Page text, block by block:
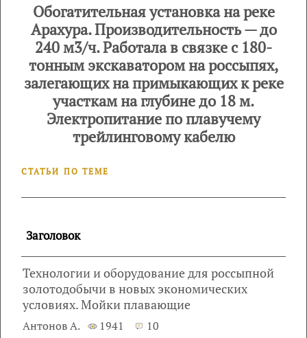
Обогатительная установка на реке
Арахура. Производительность — до
240 м3/ч. Работала в связке с 180-
тонным экскаватором на россыпях,
залегающих на примыкающих к реке
участкам на глубине до 18 м.
Электропитание по плавучему
трейлинговому кабелю
СТАТЬИ ПО ТЕМЕ
Заголовок
Технологии и оборудование для россыпной
золотодобычи в новых экономических
условиях. Мойки плавающие
Антонов А. 1941 10